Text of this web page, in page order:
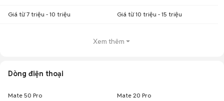
Giá từ 7 triệu - 10 triệu Giá từ 10 triệu - 15 triệu
Xem thêm
Dòng điện thoại
Mate 50 Pro Mate 20 Pro